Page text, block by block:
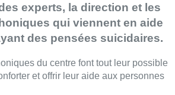
experts, la direction et les
qui viennent en aide
des pensées suicidaires.
du centre font tout leur possible
et offrir leur aide aux personnes